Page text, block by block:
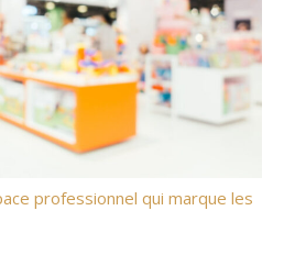
professionnel qui marque les